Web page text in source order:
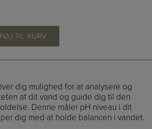
TIL KURV
dig mulighed for at analysere og
af dit vand og guide dig til den
Denne måler pH niveau i dit
dig med at holde balancen i vandet.